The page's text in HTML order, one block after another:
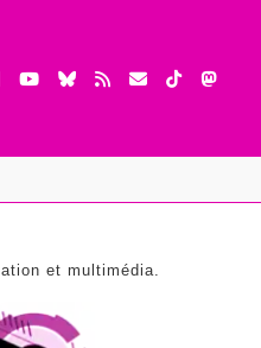
et multimédia.